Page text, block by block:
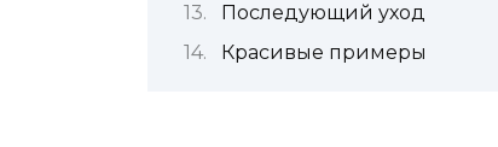
Последующий уход
Красивые примеры